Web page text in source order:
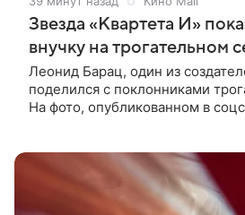
Звезда «Квартета И»
внучку на трогательном
Леонид Барац, один из
поделился с поклонниками
На фото, опубликованном в